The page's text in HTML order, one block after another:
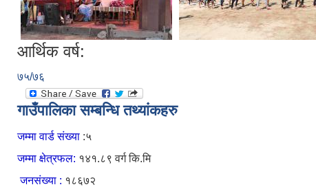
आर्थिक वर्ष:
७५/७६
गाउँपालिका सम्बन्धि तथ्यांकहरु
जम्मा वार्ड संख्या :५
जम्मा क्षेत्रफल: १४१.८९ वर्ग कि.मि
जनसंख्या : १८६७२